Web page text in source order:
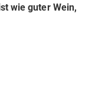
wie guter Wein,